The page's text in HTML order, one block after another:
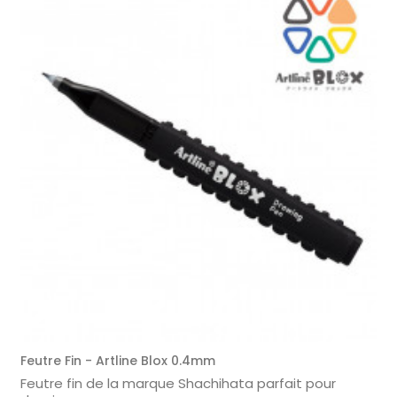
Feutre Fin - Artline Blox 0.4mm
Feutre fin de la marque Shachihata parfait pour